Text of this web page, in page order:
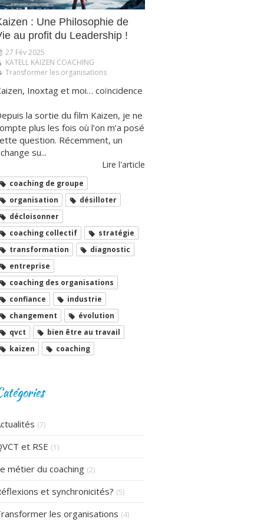
: Une Philosophie de
au profit du Leadership !
27 Fév 2025
KATELL KAIZEN COACHING
Transformer les organisations
Inoxtag et moi… coïncidence
la sortie du film Kaizen, je ne
plus les fois où l’on m’a posé
question. Récemment, un
su...
Lire l'article
coaching de groupe
organisation
désilloter
décloisonner
coaching collectif
stratégie
transformation
diagnostic
entreprise
coaching des organisations
confiance
industrie
changement
évolution
qvct
bien être au travail
kaizen
coaching
(7)
et RSE (1)
métier du coaching (2)
et synchronicités? (5)
les organisations (4)